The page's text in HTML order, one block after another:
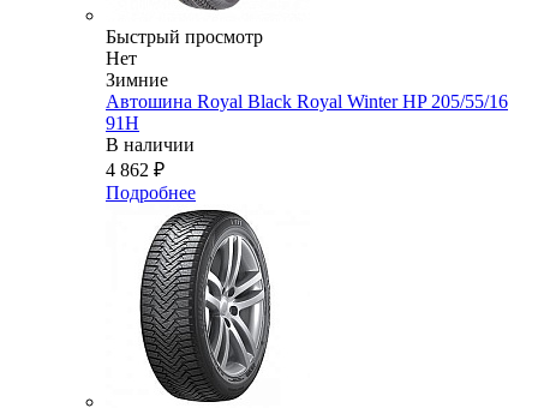
Быстрый просмотр
Нет
Зимние
Автошина Royal Black Royal Winter HP 205/55/16
91H
В наличии
4 862 ₽
Подробнее